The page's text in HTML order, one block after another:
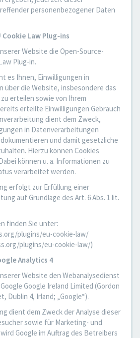
personenbezogener Daten
Cookie Law Plug-ins
Website die Open-Source-
Plug-in.
es Ihnen, Einwilligungen in
über die Website, insbesondere das
erteilen sowie von Ihrem
erteilte Einwilligungen Gebrauch
dient dem Zweck,
in Datenverarbeitungen
und damit gesetzliche
Hierzu können Cookies
können u. a. Informationen zu
verarbeitet werden.
erfolgt zur Erfüllung einer
auf Grundlage des Art. 6 Abs. 1 lit.
finden Sie unter:
plugins/eu-cookie-law/
plugins/eu-cookie-law/)
Analytics 4
Website den Webanalysedienst
Google Ireland Limited (Gordon
Dublin 4, Irland; „Google“).
dient dem Zweck der Analyse dieser
sowie für Marketing- und
Google im Auftrag des Betreibers